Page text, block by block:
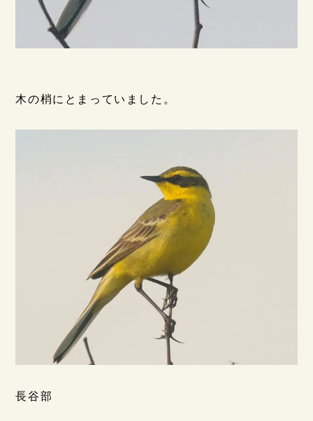
木の梢にとまっていました。
長谷部